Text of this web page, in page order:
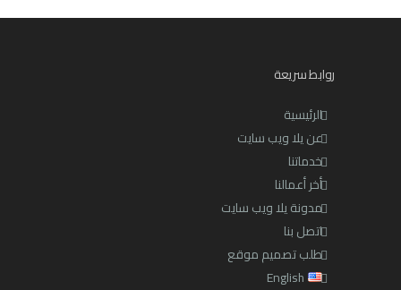
روابط سريعة
الرئيسية
عن يلا ويب سايت
خدماتنا
أخر أعمالنا
مدونة يلا ويب سايت
اتصل بنا
طلب تصميم موقع
English